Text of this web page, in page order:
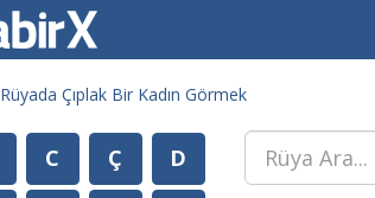
Rüyada Çıplak Bir Kadın Görmek
C Ç
D